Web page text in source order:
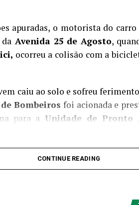
apuradas, o motorista do
Avenida 25 de Agosto,
ocorreu a colisão com a
caiu ao solo e sofreu
Bombeiros foi acionada e
para a Unidade de Pronto
no local do acidente e
o registro da ocorrência e
CONTINUE READING